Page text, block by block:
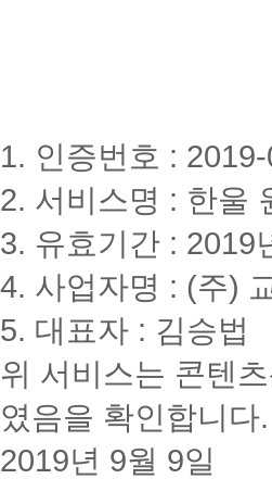
법
준
습
완
료
1. 인증번호 :
2. 서비스명 : 한울
3. 유효기간 : 2019
4. 사업자명 : (주)
5. 대표자 : 김승법
위 서비스는 콘텐
였음을 확인합니다.
2019년 9월 9일